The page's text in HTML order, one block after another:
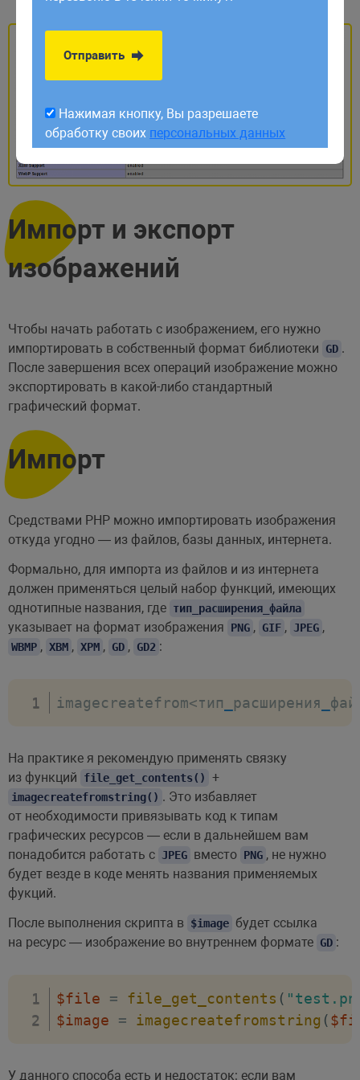
Импорт и экспорт
изображений
Чтобы начать работать с изображением, его нужно
импортировать в собственный формат библиотеки
GD .
После завершения всех операций изображение можно
экспортировать в какой-либо стандартный
графический формат.
Импорт
Средствами PHP можно импортировать изображения
откуда угодно — из файлов, базы данных, интернета.
Формально, для импорта из файлов и из интернета
должен применяться целый набор функций, имеющих
однотипные названия, где тип_расширения_файла
указывает на формат изображения PNG , GIF , JPEG ,
WBMP , XBM , XPM , GD , GD2 :
imagecreatefrom<тип расширения
На практике я рекомендую применять связку
из функций
file_get_contents() +
imagecreatefromstring() . Это избавляет
от необходимости привязывать код к типам
графических ресурсов — если в дальнейшем вам
понадобится работать с JPEG вместо PNG , не нужно
будет везде в коде менять названия применяемых
фукций.
После выполнения скрипта в $image будет ссылка
на ресурс — изображение во внутреннем формате GD :
$file = file_get_contents (
$image
= imagecreatefromstring (
У данного способа есть и недостаток: если вам
обработку своихперсональных данных
Отправить
Нажимая кнопку, Вы разрешаете
обработку своих персональных данных